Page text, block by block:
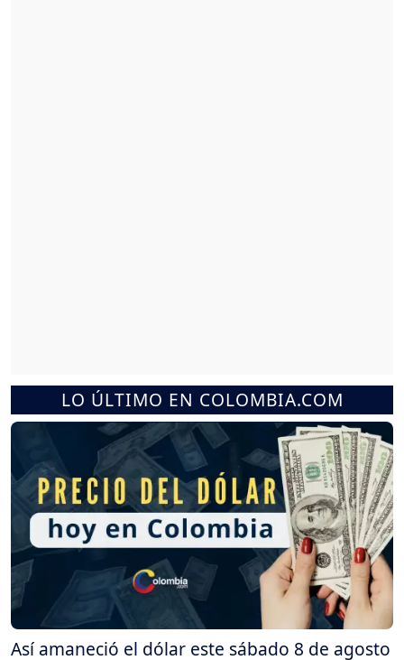
LO ÚLTIMO EN COLOMBIA.COM
Así amaneció el dólar este sábado 8 de agosto